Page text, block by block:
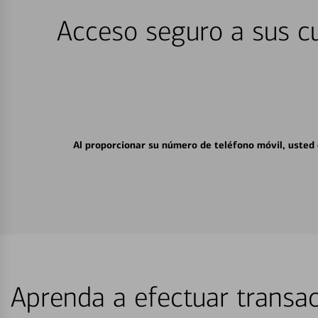
Acceso seguro a sus
Al proporcionar su número de teléfono móvil,
Aprenda a efectuar